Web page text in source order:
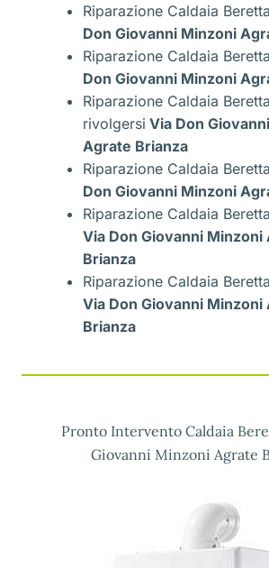
Riparazione Caldaia
Don Giovanni Minzoni
Riparazione Caldaia
Don Giovanni Minzoni
Riparazione Caldaia
rivolgersi Via Don
Agrate Brianza
Riparazione Caldaia
Don Giovanni Minzoni
Riparazione Caldaia
Via Don Giovanni Minzoni
Brianza
Riparazione Caldaia
Via Don Giovanni Minzoni
Brianza
Pronto Intervento Caldaia
Giovanni Minzoni Agrate